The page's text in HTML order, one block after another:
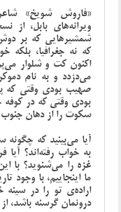
«فاروش شویخ»
ویرانه‌های بابل، از
شمشیرهایی که بر
که نه جغرافیا، بلکه
اکنون کت و شلوار
می‌دزدد و به نام
صهیب بودی وقتی که
بودی وقتی که در
سکوت را از دهان
آیا می‌بینید که
به خواب رفته‌اند؟
غزه را می‌شنوید؟ با
ما اینجاییم، با وجود
اراده‌ی تو را در
درونمان گرسنه باشد،